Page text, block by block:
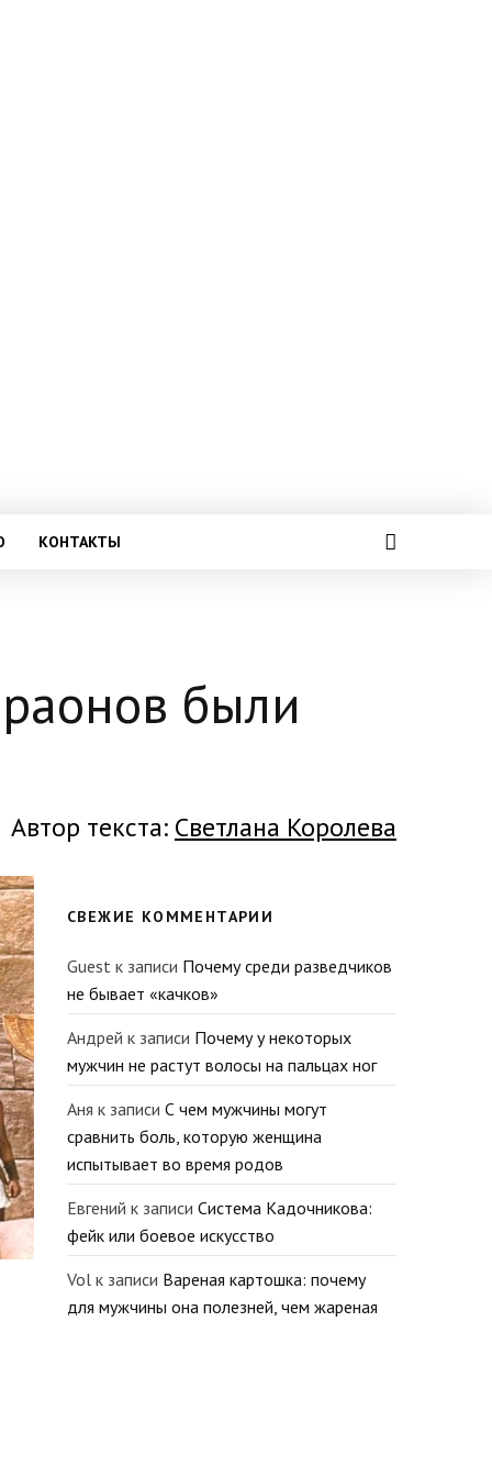
КОНТАКТЫ
были
Автор текста: Светлана Королева
СВЕЖИЕ КОММЕНТАРИИ
Guest к записи Почему среди разведчиков
не бывает «качков»
Андрей к записи Почему у некоторых
мужчин не растут волосы на пальцах ног
Аня к записи С чем мужчины могут
сравнить боль, которую женщина
испытывает во время родов
Евгений к записи Система Кадочникова:
фейк или боевое искусство
Vol к записи Вареная картошка: почему
для мужчины она полезней, чем жареная